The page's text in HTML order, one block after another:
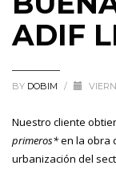
ADIF
BY DOBIM /
Nuestro cliente
primeros*en la obra
urbanización del